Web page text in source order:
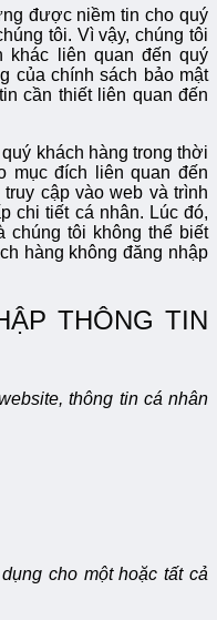
được niềm tin cho quý
tôi. Vì vậy, chúng tôi
khác liên quan đến quý
của chính sách bảo mật
cần thiết liên quan đến
khách hàng trong thời
mục đích liên quan đến
cập vào web và trình
chi tiết cá nhân. Lúc đó,
chúng tôi không thể biết
hàng không đăng nhập
THÔNG TIN
thông tin cá nhân
cho một hoặc tất cả